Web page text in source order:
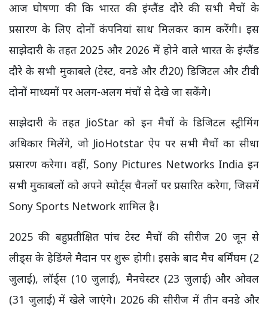
आज घोषणा की कि भारत की इंग्लैंड दौरे की सभी मैचों के
प्रसारण के लिए दोनों कंपनियां साथ मिलकर काम करेंगी। इस
साझेदारी के तहत 2025 और 2026 में होने वाले भारत के इंग्लैंड
दौरे के सभी मुकाबले (टेस्ट, वनडे और टी20) डिजिटल और टीवी
दोनों माध्यमों पर अलग-अलग मंचों से देखे जा सकेंगे।
साझेदारी के तहत JioStar को इन मैचों के डिजिटल स्ट्रीमिंग
अधिकार मिलेंगे, जो JioHotstar ऐप पर सभी मैचों का सीधा
प्रसारण करेगा। वहीं, Sony Pictures Networks India इन
सभी मुकाबलों को अपने स्पोर्ट्स चैनलों पर प्रसारित करेगा, जिसमें
Sony Sports Network शामिल है।
2025 की बहुप्रतीक्षित पांच टेस्ट मैचों की सीरीज 20 जून से
लीड्स के हेडिंग्ले मैदान पर शुरू होगी। इसके बाद मैच बर्मिंघम (2
जुलाई), लॉर्ड्स (10 जुलाई), मैनचेस्टर (23 जुलाई) और ओवल
(31 जुलाई) में खेले जाएंगे। 2026 की सीरीज में तीन वनडे और